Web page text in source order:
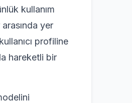
kullanım
yer
profiline
hareketli bir